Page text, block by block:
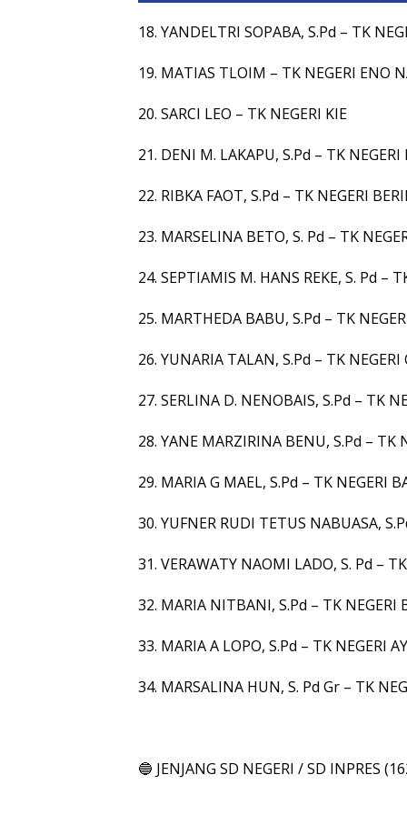
18. YANDELTRI SOPABA, S.Pd – TK
19. MATIAS TLOIM – TK NEGERI ENO
20. SARCI LEO – TK NEGERI KIE
21. DENI M. LAKAPU, S.Pd – TK
22. RIBKA FAOT, S.Pd – TK NEGERI
23. MARSELINA BETO, S. Pd – TK
24. SEPTIAMIS M. HANS REKE, S. Pd –
25. MARTHEDA BABU, S.Pd – TK
26. YUNARIA TALAN, S.Pd – TK NEGERI
27. SERLINA D. NENOBAIS, S.Pd – TK
28. YANE MARZIRINA BENU, S.Pd – TK
29. MARIA G MAEL, S.Pd – TK NEGERI
30. YUFNER RUDI TETUS NABUASA,
31. VERAWATY NAOMI LADO, S. Pd –
32. MARIA NITBANI, S.Pd – TK NEGERI
33. MARIA A LOPO, S.Pd – TK NEGERI
34. MARSALINA HUN, S. Pd Gr – TK
🔵 JENJANG SD NEGERI / SD INPRES